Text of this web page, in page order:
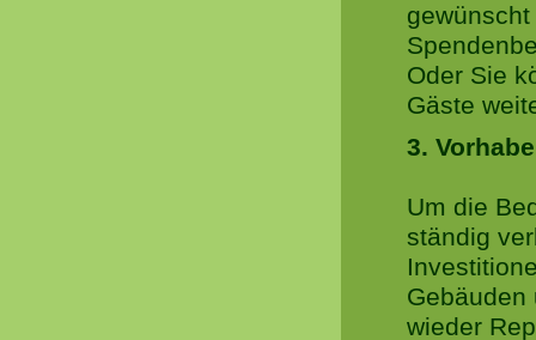
Oder Sie
Gäste
3.
Um die
ständig
Gebäuden
wieder